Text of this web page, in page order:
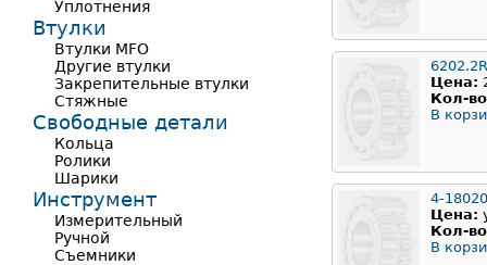
Цена:
Кол-
В
4-
Цена:
Кол-
В
Уплотнения
Втулки
Втулки MFO
Другие втулки
Закрепительные втулки
Стяжные
Свободные детали
Кольца
Ролики
Шарики
Инструмент
Измерительный
Ручной
Съемники